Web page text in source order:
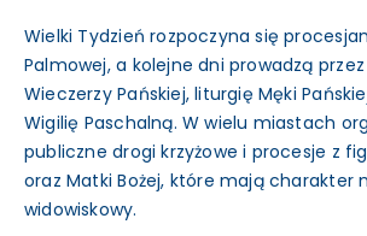
Wielki Tydzień rozpoczyna się
Palmowej, a kolejne dni prowadzą
Wieczerzy Pańskiej, liturgię Męki
Wigilię Paschalną. W wielu miastach
publiczne drogi krzyżowe i procesje z
oraz Matki Bożej, które mają charakter
widowiskowy.